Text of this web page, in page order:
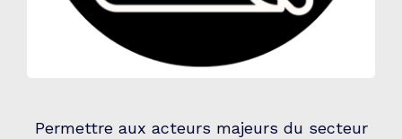
Permettre aux acteurs majeurs du secteur